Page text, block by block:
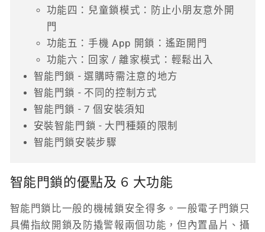
功能四：兒童鎖模式：防止小朋友意外開
門
功能五：手機 App 開鎖：遙距開門
功能六：回家 / 離家模式：輕鬆出入
智能門鎖 - 選購時需注意的地方
智能門鎖 - 不同的控制方式
智能門鎖 - 7 個安裝須知
安裝智能門鎖 - 大門種類的限制
智能門鎖安裝步驟
智能門鎖的優點及 6 大功能
智能門鎖比一般的機械鎖安全得多。一般電子門鎖只
具備指紋開鎖及防撬警報兩個功能，但內置晶片、攝